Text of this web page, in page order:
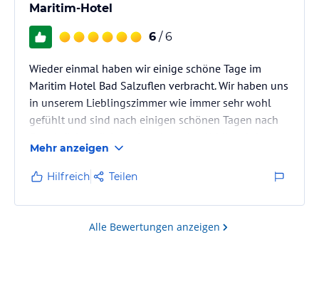
Maritim-Hotel
6 / 6
Wieder einmal haben wir einige schöne Tage im
Maritim Hotel Bad Salzuflen verbracht. Wir haben uns
in unserem Lieblingszimmer wie immer sehr wohl
gefühlt und sind nach einigen schönen Tagen nach
zu müssen. Perfekt wie immer!
Das Hotel war innen und außen schon durch seine
weihnachtliche Beleuchtung auf die kommenden
Festtage eingestimmt. Die Lobby war schön
geschmückt und das gesamte Hotel war schön
Mehr anzeigen
Hilfreich Teilen
Alle Bewertungen anzeigen